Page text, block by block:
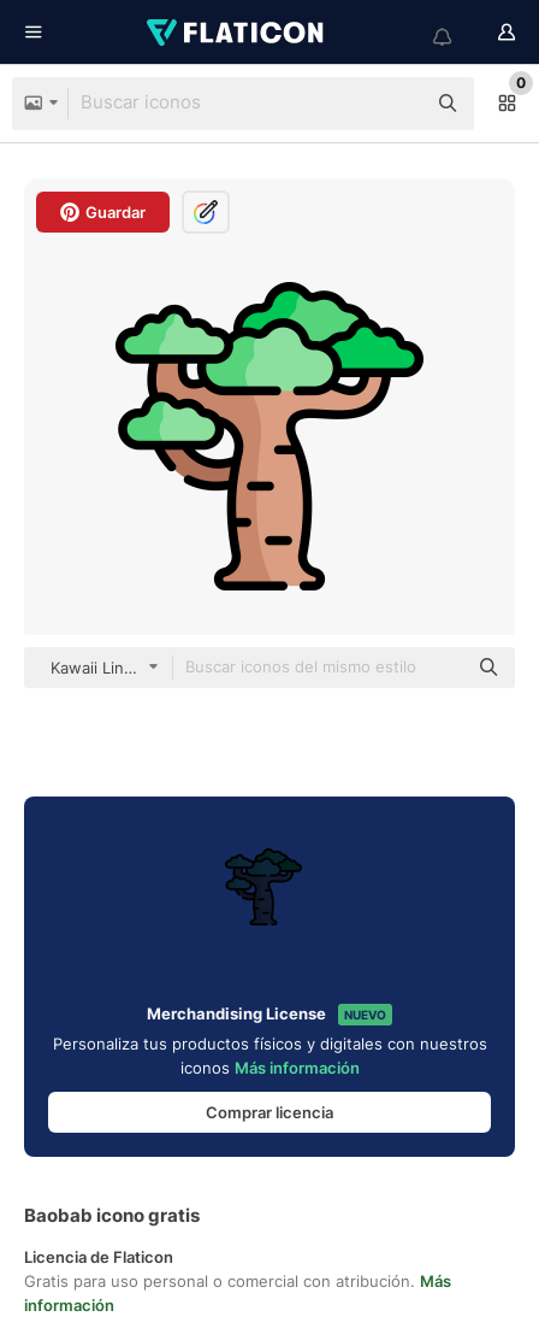
0
Guardar
Kawaii Lineal color
Merchandising License NUEVO
Personaliza tus productos físicos y digitales con nuestros
iconos Más información
Comprar licencia
Baobab icono gratis
Licencia de Flaticon
Gratis para uso personal o comercial con atribución. Más
información